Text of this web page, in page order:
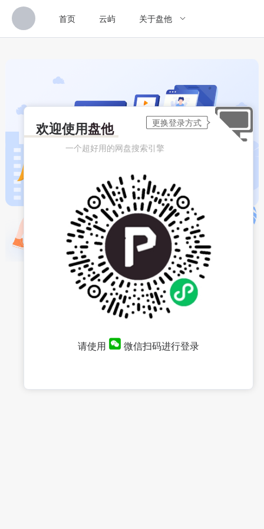
首页 云屿 关于盘他
欢迎使用盘他
一个超好用的网盘搜索引擎
请使用 微信扫码进行登录